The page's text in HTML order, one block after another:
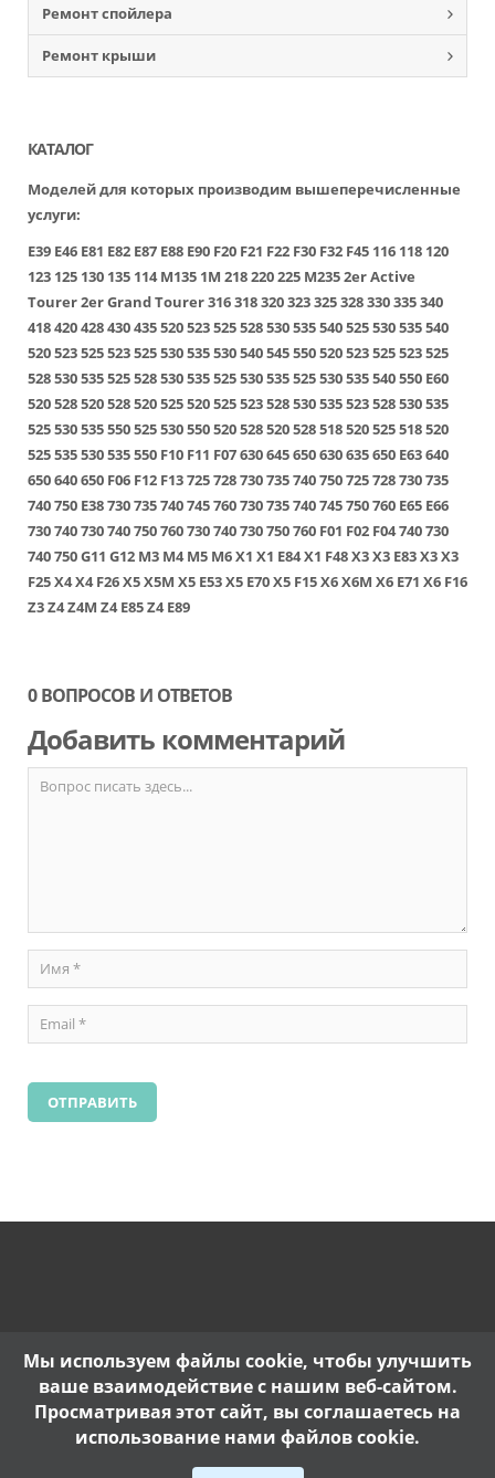
Ремонт спойлера
Ремонт крыши
КАТАЛОГ
Моделей для которых производим вышеперечисленные
услуги:
E39 E46 E81 E82 E87 E88 E90 F20 F21 F22 F30 F32 F45 116 118 120
123 125 130 135 114 M135 1M 218220225 M2352er Active
Tourer2er Grand Tourer316318320323325328330335340
418420428430435520523525528530535540525530535540
520523525523525530535530540545550520523525523525
528530535525528530535525530535525530535540550 E60
520528520528520525520525523528530535523528530535
525530535550525530550520528520528518520525518520
525535530535550 F10 F11 F07630645650630635650 E63640
650640650 F06 F12 F13725728730735740750725728730735
740750 E38730735740745760730735740745750760 E65 E66
730740730740750760730740730750760 F01 F02 F04740730
740750G11 G12 M3 M4 M5 M6X1 X1 E84X1 F48X3X3 E83X3X3
F25X4X4 F26X5X5M X5 E53X5 E70X5 F15X6X6M X6 E71 X6 F16
Z3Z4Z4M Z4 E85Z4 E89
0 ВОПРОСОВ И ОТВЕТОВ
Добавить комментарий
Мы используем файлы cookie, чтобы улучшить
ваше взаимодействие с нашим веб-сайтом.
Просматривая этот сайт, вы соглашаетесь на
использование нами файлов cookie.